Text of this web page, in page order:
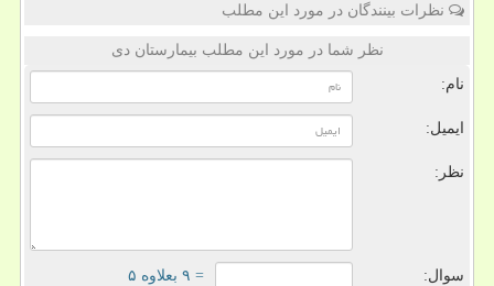
نظرات بینندگان در مورد این مطلب
نظر شما در مورد این مطلب بیمارستان دی
نام:
ایمیل:
نظر:
سوال: = ۹ بعلاوه ۵